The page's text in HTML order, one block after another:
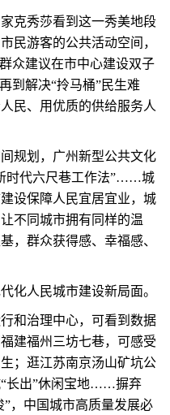
秀莎看到这一秀美地段
民游客的公共活动空间，
众建议在市中心建设双子
到解决“拎马桶”民生难
民、用优质的供给服务人
划，广州新型公共文化
时代六尺巷工作法”……城
设保障人民宜居宜业，城
不同城市拥有同样的温
，群众获得感、幸福感、
人民城市建设新局面。
治理中心，可看到数据
建福州三坊七巷，可感受
；逛江苏南京汤山矿坑公
“长出”休闲宝地……摒弃
”，中国城市高质量发展必